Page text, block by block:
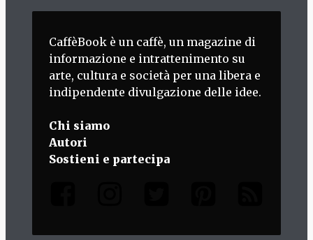
CaffèBook è un caffè, un magazine di
informazione e intrattenimento su
arte, cultura e società per una libera e
indipendente divulgazione delle idee.
Chi siamo
Autori
Sostieni e partecipa